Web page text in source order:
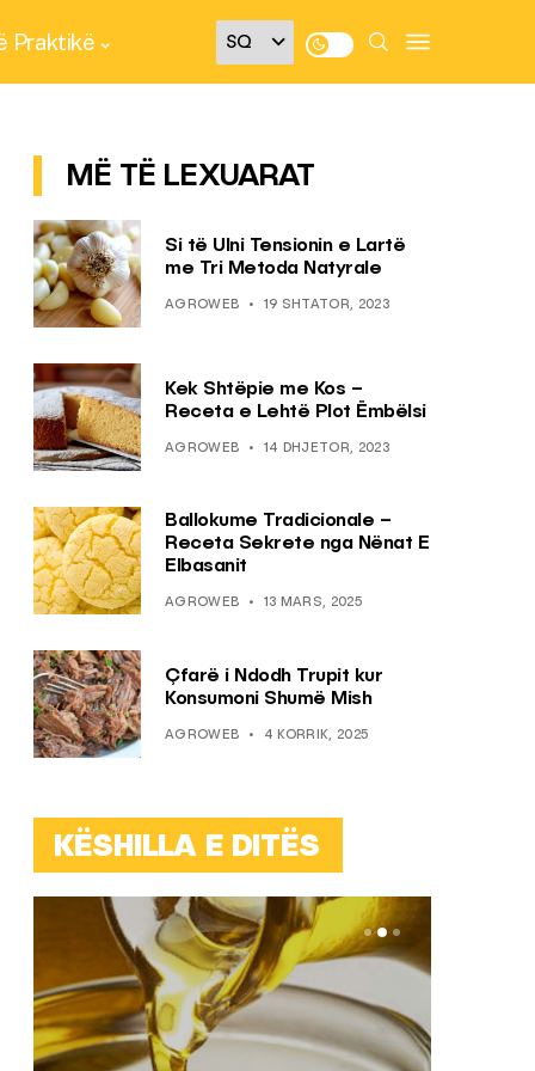
Praktikë
MË TË LEXUARAT
Si të Ulni Tensionin e Lartë
me Tri Metoda Natyrale
AGROWEB 19 SHTATOR, 2023
Kek Shtëpie me Kos –
Receta e Lehtë Plot Ëmbëlsi
AGROWEB 14 DHJETOR, 2023
Ballokume Tradicionale –
Receta Sekrete nga Nënat E
Elbasanit
AGROWEB 13 MARS, 2025
Çfarë i Ndodh Trupit kur
Konsumoni Shumë Mish
AGROWEB 4 KORRIK, 2025
KËSHILLA E DITËS